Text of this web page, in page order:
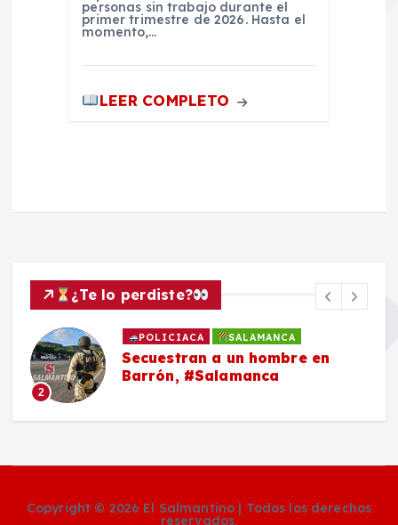
personas sin trabajo durante el
primer trimestre de 2026. Hasta el
momento,…
LEER COMPLETO
¿Te lo perdiste?
2
POLICIACA SALAMANCA
Secuestran a un hombre en
Barrón, #Salamanca
Copyright © 2026 El Salmantino | Todos los derechos
reservados.